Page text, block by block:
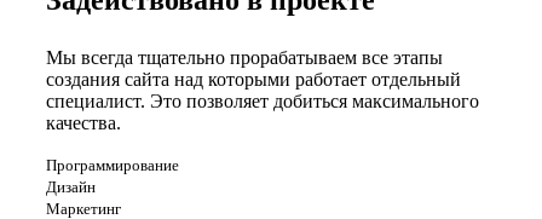
Мы всегда тщательно прорабатываем все этапы
создания сайта над которыми работает отдельный
специалист. Это позволяет добиться максимального
качества.
Программирование
Дизайн
Маркетинг